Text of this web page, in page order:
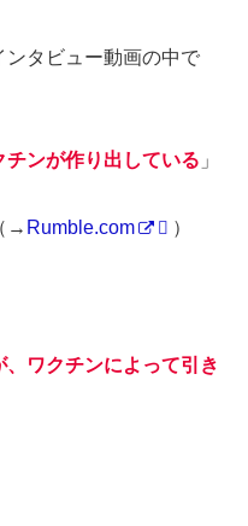
ンタビュー動画の中で
ンが作り出している 」
→ Rumble.com ）
ワクチンによって引き